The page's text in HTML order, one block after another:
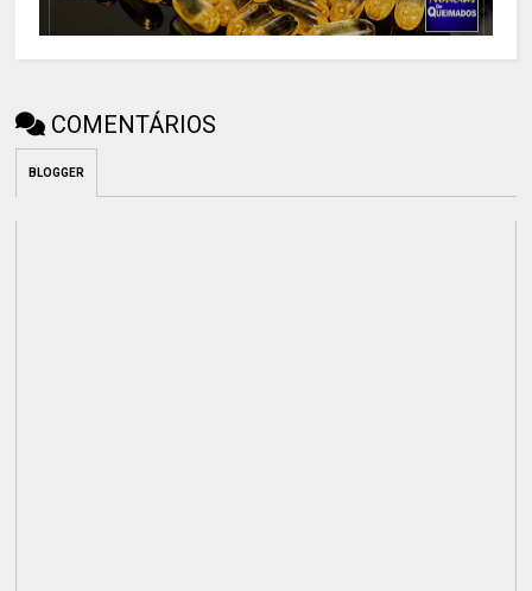
COMENTÁRIOS
BLOGGER